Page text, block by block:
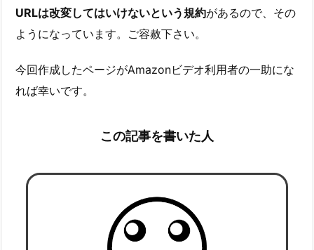
URLは改変してはいけないという規約があるので、その
ようになっています。ご容赦下さい。
今回作成したページがAmazonビデオ利用者の一助にな
れば幸いです。
この記事を書いた人